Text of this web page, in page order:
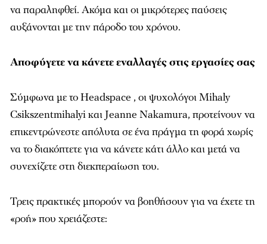
να παραληφθεί. Ακόμα και οι μικρότερες παύσεις
αυξάνονται με την πάροδο του χρόνου.
Αποφύγετενακάνετεεναλλαγέςστιςεργασίεςσας
Σύμφωνα με το Headspace , οι ψυχολόγοι Mihaly
Csikszentmihalyi και Jeanne Nakamura, προτείνουν να
επικεντρώνεστε απόλυτα σε ένα πράγμα τη φορά χωρίς
να το διακόπτετε για να κάνετε κάτι άλλο και μετά να
συνεχίζετε στη διεκπεραίωση του.
Τρεις πρακτικές μπορούν να βοηθήσουν για να έχετε τη
«ροή» που χρειάζεστε: